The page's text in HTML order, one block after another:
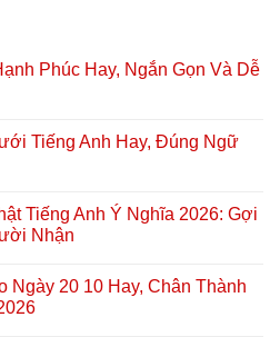
Phúc Hay, Ngắn Gọn Và Dễ
Tiếng Anh Hay, Đúng Ngữ
Tiếng Anh Ý Nghĩa 2026: Gợi
Nhận
Ngày 20 10 Hay, Chân Thành